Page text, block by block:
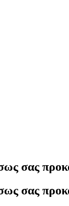
σας
σας